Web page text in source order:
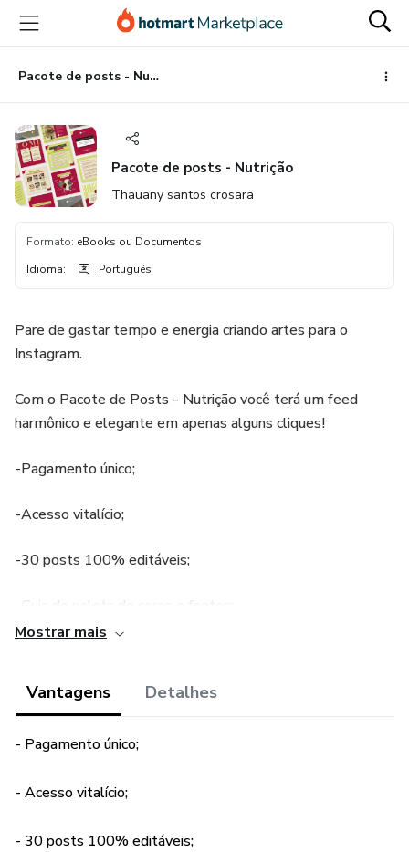
para
conteúdo
principal
para
pagamento
para
rodapé
Pacote de posts - Nutrição
Pacote de posts - Nutrição
Thauany santos crosara
Formato: eBooks ou Documentos
Idioma: Português
Pare de gastar tempo e energia criando artes para o
Instagram.
Com o Pacote de Posts - Nutrição você terá um feed
harmônico e elegante em apenas alguns cliques!
-Pagamento único;
-Acesso vitalício;
-30 posts 100% editáveis;
-Guia de paleta de cores e fontes;
Mostrar mais
Vantagens Detalhes
- Pagamento único;
- Acesso vitalício;
- 30 posts 100% editáveis;